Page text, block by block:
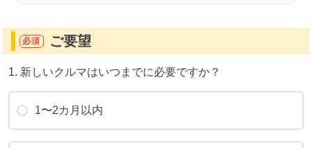
必須 ご要望
1. 新しいクルマはいつまでに必要ですか？
1〜2カ月以内